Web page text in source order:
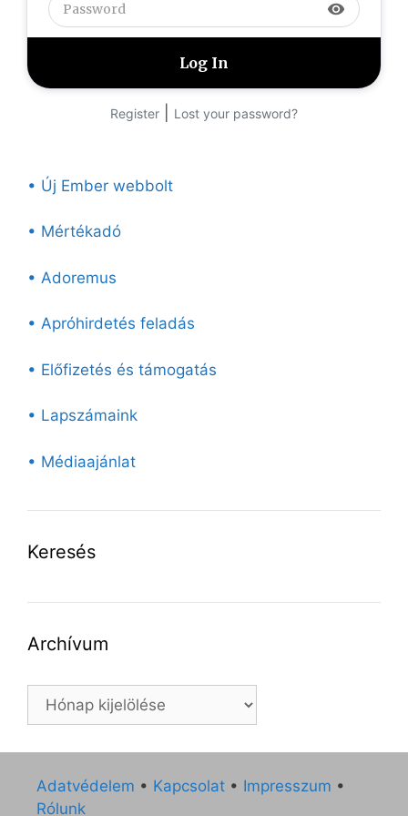
visibility
Register Lost your password?
• Új Ember webbolt
• Mértékadó
• Adoremus
• Apróhirdetés feladás
• Előfizetés és támogatás
• Lapszámaink
• Médiaajánlat
Keresés
Archívum
Archívum
Adatvédelem • Kapcsolat • Impresszum •
Rólunk